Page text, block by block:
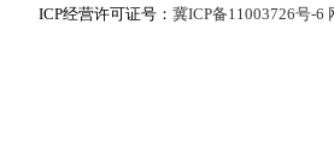
ICP经营许可证号： 冀ICP备11003726号-6